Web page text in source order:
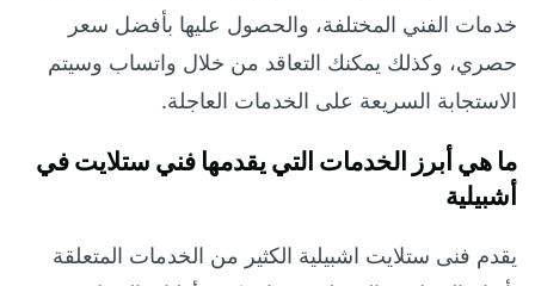
خدمات الفني المختلفة، والحصول عليها بأفضل سعر
حصري، وكذلك يمكنك التعاقد من خلال واتساب وسيتم
الاستجابة السريعة على الخدمات العاجلة.
ما هي أبرز الخدمات التي يقدمها فني ستلايت في
أشبيلية
يقدم فنى ستلايت اشبيلية الكثير من الخدمات المتعلقة